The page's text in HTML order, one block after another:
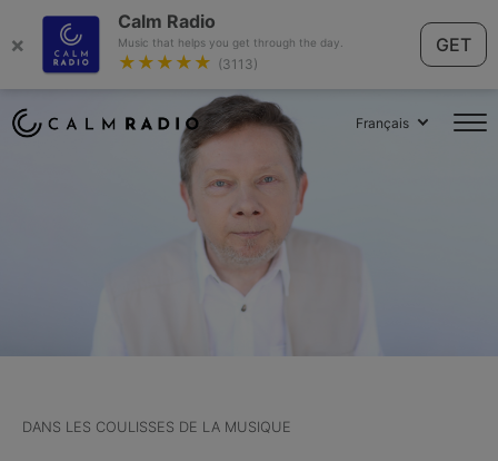
×
Calm Radio
Music that helps you get through the day.
★★★★★ (3113)
GET
Français
DANS LES COULISSES DE LA MUSIQUE